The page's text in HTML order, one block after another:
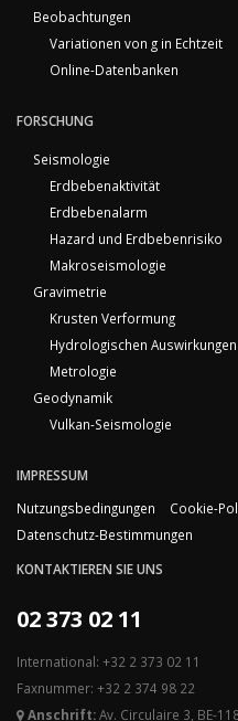
Beobachtungen
Variationen von g in Echtzeit
Online-Datenbanken
FORSCHUNG
Seismologie
Erdbebenaktivität
Erdbebenalarm
Hazard und Erdbebenrisiko
Makroseismologie
Gravimetrie
Krusten Verformung
Hydrologischen Auswirkungen
Metrologie
Geodynamik
Vulkan-Seismologie
IMPRESSUM
Nutzungsbedingungen
Cookie-
Datenschutz-Bestimmungen
KONTAKTIEREN SIE UNS
02 373 02 11
International: +32 2 373 02 11
Faxnummer: +32 2 374 98 22
Anschrift:Av. Circulaire 3, BE-